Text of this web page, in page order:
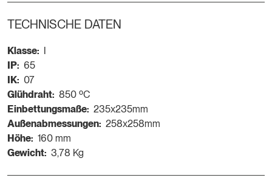
TECHNISCHE DATEN
Klasse:
IP: 65
IK: 07
Glühdraht: 850 ºC
Einbettungsmaße: 235x235mm
Außenabmessungen: 258x258mm
Höhe: 160 mm
Gewicht: 3,78 Kg